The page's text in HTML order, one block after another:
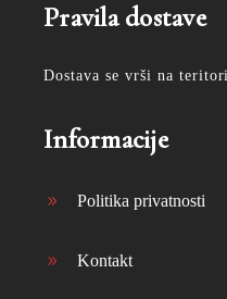
Pravila dostave
Dostava se vrši na
Informacije
Politika privatnosti
Kontakt